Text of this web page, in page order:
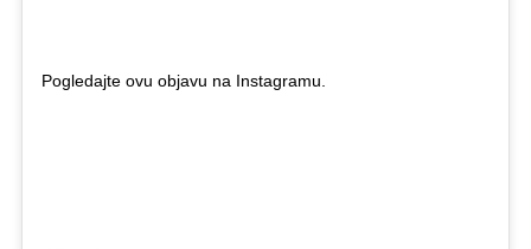
Pogledajte ovu objavu na Instagramu.